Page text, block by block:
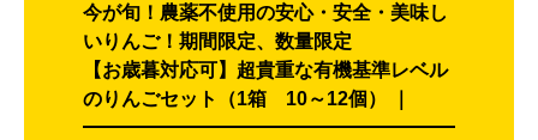
今が旬！農薬不使用の安心・安全・美味し
いりんご！期間限定、数量限定
【お歳暮対応可】超貴重な有機基準レベル
のりんごセット（1箱 10～12個） ｜